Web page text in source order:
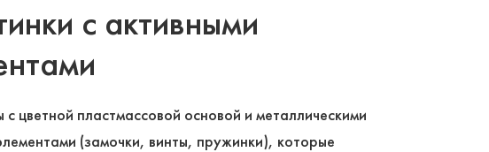
с активными
с цветной пластмассовой основой и металлическими
(замочки, винты, пружинки), которые